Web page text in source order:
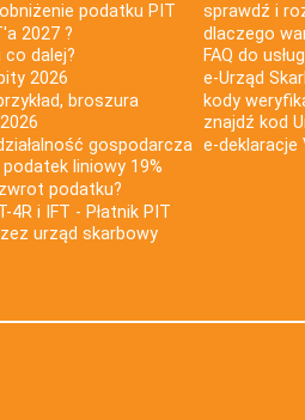
podatku PIT
2027 ?
co dalej?
2026
broszura
gospodarcza
liniowy 19%
podatku?
4R i IFT - Płatnik PIT
urząd skarbowy
sprawdź i
dlaczego
FAQ do
e-Urząd
kody
znajdź kod
e-deklaracje